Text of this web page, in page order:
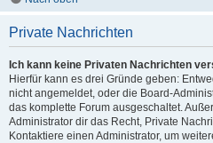
Private Nachrichten
Ich kann keine Privaten Nachrichten
Hierfür kann es drei Gründe geben:
nicht angemeldet, oder die Board-
das komplette Forum ausgeschaltet.
Administrator dir das Recht, Private
Kontaktiere einen Administrator, um